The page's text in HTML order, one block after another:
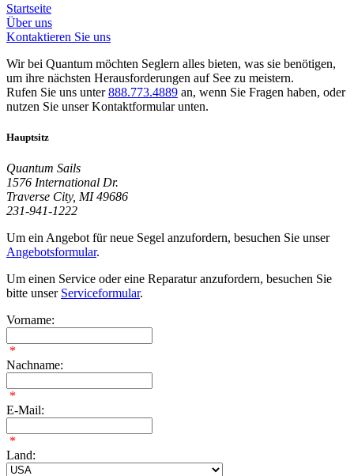
Startseite
Über uns
Kontaktieren Sie uns
Wir bei Quantum möchten Seglern alles bieten, was sie benötigen,
um ihre nächsten Herausforderungen auf See zu meistern.
Rufen Sie uns unter888.773.4889 an, wenn Sie Fragen haben, oder
nutzen Sie unser Kontaktformular unten.
Hauptsitz
Quantum Sails
1576 International Dr.
Traverse City, MI 49686
231-941-1222
Um ein Angebot für neue Segel anzufordern, besuchen Sie unser
Angebotsformular.
Um einen Service oder eine Reparatur anzufordern, besuchen Sie
bitte unser Serviceformular.
Vorname:
*
Nachname:
*
E-Mail:
*
Land: